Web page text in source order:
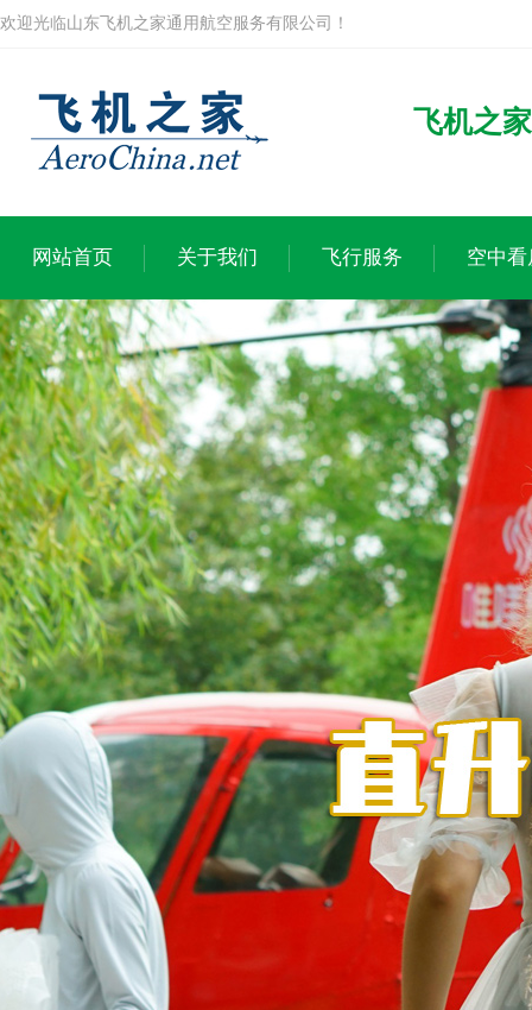
欢迎光临山东飞机之家通用航空服务有限公司！
飞机之
网站首页 关于我们 飞行服务 空中看